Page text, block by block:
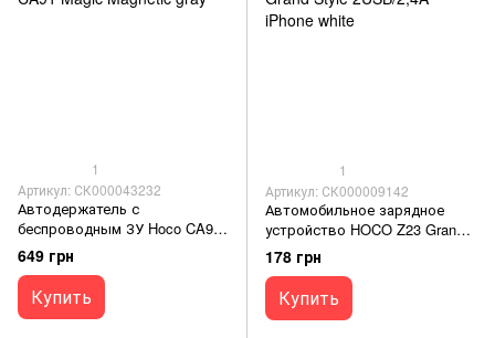
1
Артикул: СК000043232
Автодержатель с
беспроводным ЗУ Hoco CA91
Magic Magnetic gray
649 грн
Купить
1
Артикул: СК000009142
Автомобильное зарядное
устройство HOCO Z23 Grand
Style 2USB/2,4A iPhone white
178 грн
Купить